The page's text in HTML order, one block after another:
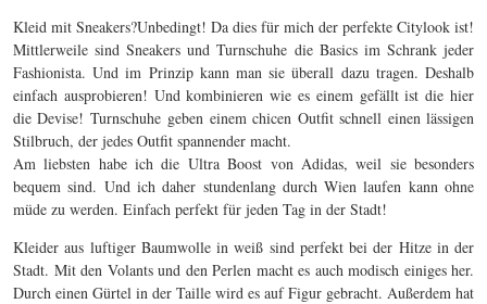
Kleid mit Sneakers?Unbedingt! Da dies für mich der perfekte Citylook ist!
Mittlerweile sind Sneakers und Turnschuhe die Basics im Schrank jeder
Fashionista. Und im Prinzip kann man sie überall dazu tragen. Deshalb
einfach ausprobieren! Und kombinieren wie es einem gefällt ist die hier
die Devise! Turnschuhe geben einem chicen Outfit schnell einen lässigen
Stilbruch, der jedes Outfit spannender macht.
Am liebsten habe ich die Ultra Boost von Adidas, weil sie besonders
bequem sind. Und ich daher stundenlang durch Wien laufen kann ohne
müde zu werden. Einfach perfekt für jeden Tag in der Stadt!
Kleider aus luftiger Baumwolle in weiß sind perfekt bei der Hitze in der
Stadt. Mit den Volants und den Perlen macht es auch modisch einiges her.
Durch einen Gürtel in der Taille wird es auf Figur gebracht. Außerdem hat